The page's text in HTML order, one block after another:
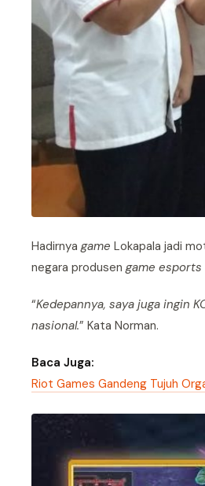
Hadirnyagame Lokapala jadi
negara produsengame esports
“Kedepannya, saya juga ingin
nasional.” Kata Norman.
Baca Juga:
Riot Games Gandeng Tujuh